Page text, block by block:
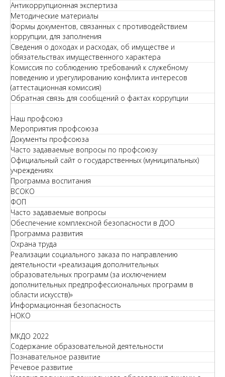
Антикоррупционная экспертиза
Методические материалы
Формы документов, связанных с противодействием
коррупции, для заполнения
Сведения о доходах и расходах, об имуществе и
обязательствах имущественного характера
Комиссия по соблюдению требований к служебному
поведению и урегулированию конфликта интересов
(аттестационная комиссия)
Обратная связь для сообщений о фактах коррупции
Наш профсоюз
Мероприятия профсоюза
Документы профсоюза
Часто задаваемые вопросы по профсоюзу
Официальный сайт о государственных (муниципальных)
учреждениях
Программа воспитания
ВСОКО
ФОП
Часто задаваемые вопросы
Обеспечение комплексной безопасности в ДОО
Программа развития
Охрана труда
Реализации социального заказа по направлению
деятельности «реализация дополнительных
образовательных программ (за исключением
дополнительных предпрофессиональных программ в
области искусств)»
Информационная безопасность
НОКО
МКДО 2022
Содержание образовательной деятельности
Познавательное развитие
Речевое развитие